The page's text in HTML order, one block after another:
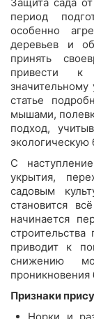
период
особенно
деревьев и
принять
привести
статье
мышами,
подход,
экологическую
С
укрытия,
садовым
становится
начинается
приводит к
снижению
проникновения
Признаки